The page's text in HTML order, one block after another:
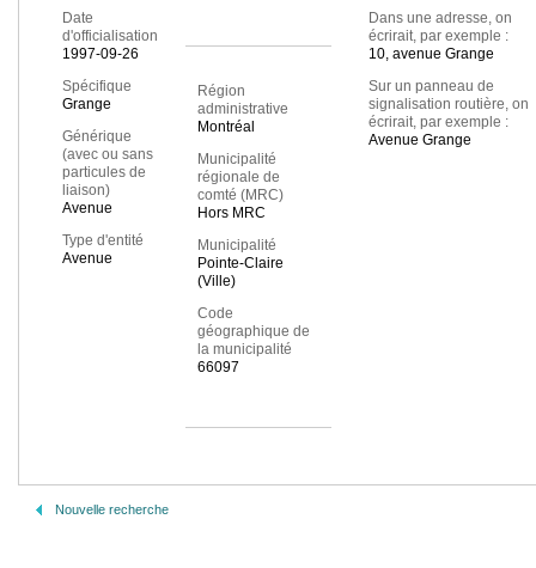
Date
d'officialisation
1997-09-26
Spécifique
Grange
Générique
(avec ou sans
particules de
liaison)
Avenue
Type d'entité
Avenue
Région
administrative
Montréal
Municipalité
régionale de
comté (MRC)
Hors MRC
Municipalité
Pointe-Claire
(Ville)
Code
géographique de
la municipalité
66097
Dans une adresse, on
écrirait, par exemple :
10, avenue Grange
Sur un panneau de
signalisation routière, on
écrirait, par exemple :
Avenue Grange
Nouvelle recherche